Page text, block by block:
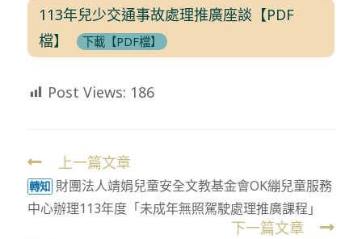
113年兒少交通事故處理推廣座談【PDF
檔】
下載【PDF檔】
Post Views: 186
Read
more
articles
上一篇文章
轉知 財團法人靖娟兒童安全文教基金會OK繃兒童服務
中心辦理113年度「未成年無照駕駛處理推廣課程」
下一篇文章